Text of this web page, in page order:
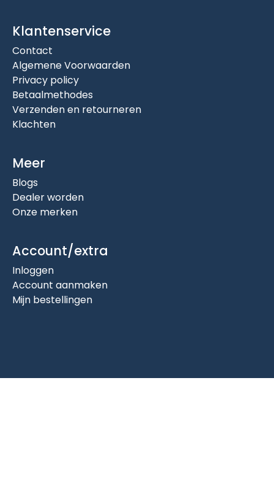
Klantenservice
Contact
Algemene Voorwaarden
Privacy policy
Betaalmethodes
Verzenden en retourneren
Klachten
Meer
Blogs
Dealer worden
Onze merken
Account/extra
Inloggen
Account aanmaken
Mijn bestellingen